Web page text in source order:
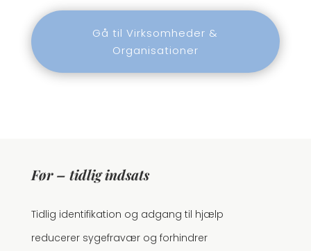
Gå til Virksomheder &
Organisationer
Før – tidlig indsats
Tidlig identifikation og adgang til hjælp
reducerer sygefravær og forhindrer